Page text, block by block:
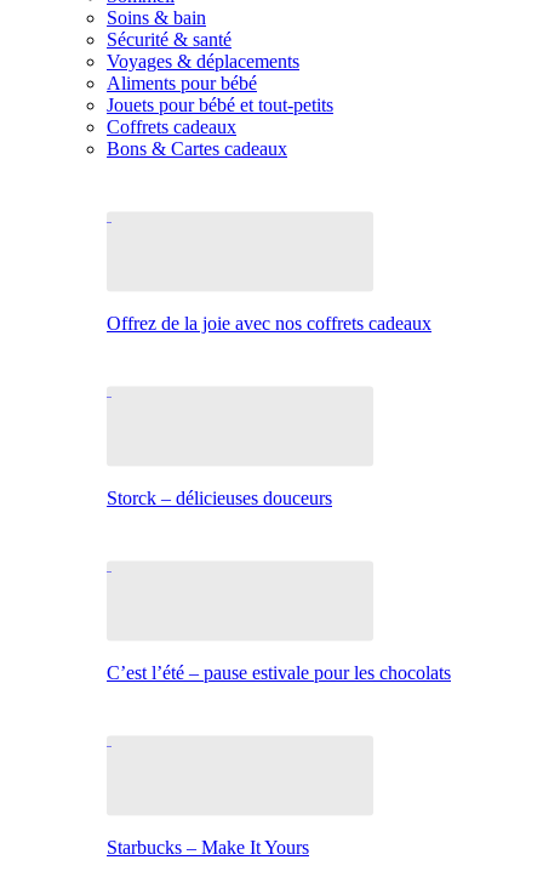
Soins & bain
Sécurité & santé
Voyages & déplacements
Aliments pour bébé
Jouets pour bébé et tout-petits
Coffrets cadeaux
Bons & Cartes cadeaux
Offrez de la joie avec nos coffrets cadeaux
Storck – délicieuses douceurs
C’est l’été – pause estivale pour les chocolats
Starbucks – Make It Yours